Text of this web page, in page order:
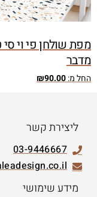
מפת שולחן פי וי סי
מדבר
החל מ: ₪90.00
ליצירת קשר
03-9446667
מידע שימושי